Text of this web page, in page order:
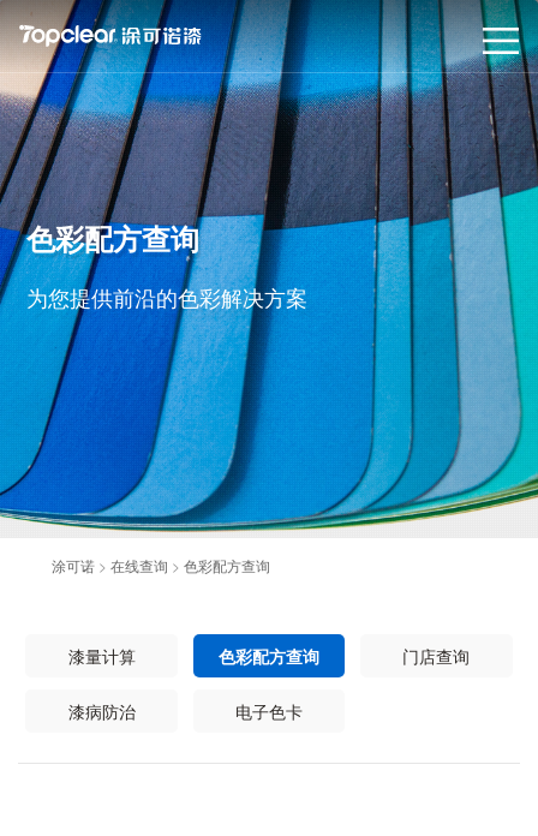
色彩配方查询
为您提供前沿的色彩解决方案
涂可诺 > 在线查询 > 色彩配方查询
漆量计算 色彩配方查询 门店查询
漆病防治 电子色卡